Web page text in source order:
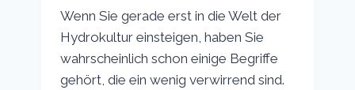
Wenn Sie gerade erst in die Welt der
Hydrokultur einsteigen, haben Sie
wahrscheinlich schon einige Begriffe
gehört, die ein wenig verwirrend sind.